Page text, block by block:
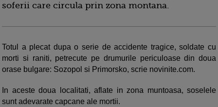
soferii care circula prin zona montana.
Totul a plecat dupa o serie de accidente tragice, soldate cu
morti si raniti, petrecute pe drumurile periculoase din doua
orase bulgare: Sozopol si Primorsko, scrie novinite.com.
In aceste doua localitati, aflate in zona muntoasa, soselele
sunt adevarate capcane ale mortii.